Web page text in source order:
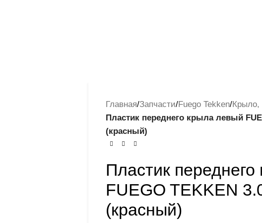
Главная/Запчасти/Fuego Tekken/Крыло,
Пластик переднего крыла левый
(красный)
Пластик
FUEGO TEKKEN
(красный)